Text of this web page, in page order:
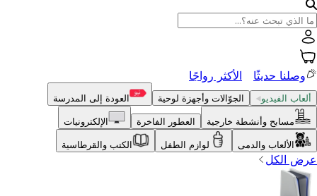
وصلنا حديثًا الأكثر رواجًا
ألعاب الفيديو الجوّالات وأجهزة لوحية العودة إلى المدرسة
مسابح وأنشطة خارجية العطور الفاخرة الإلكترونيات
الألعاب والدمى لوازم الطفل الكتب والقرطاسية
عرض الكل